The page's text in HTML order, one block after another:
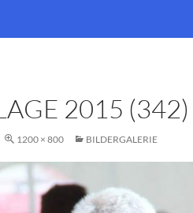
2015 (342)
1200 × 800 BILDERGALERIE